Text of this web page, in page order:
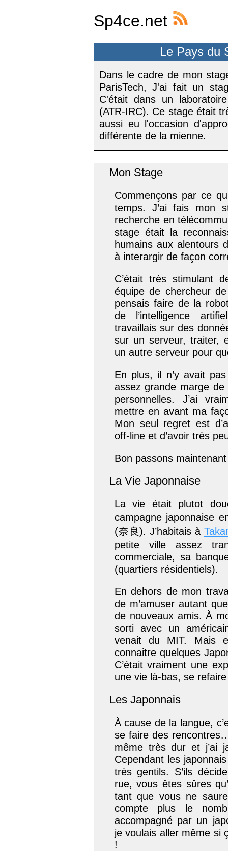
Sp4ce.net
Le Pays du
Dans le cadre de mon
ParisTech, J'ai fait un
C'était dans un
(ATR-IRC). Ce stage était
aussi eu l'occasion
différente de la mienne.
Mon Stage
Commençons par ce
temps. J’ai fais mon
recherche en
stage était la
humains aux alentours
à interargir de façon
C’était très stimulant
équipe de chercheur
pensais faire de la
de l’intelligence
travaillais sur des
sur un serveur, traiter,
un autre serveur pour
En plus, il n’y avait
assez grande marge
personnelles. J’ai
mettre en avant ma
Mon seul regret est
off-line et d’avoir très
Bon passons
La Vie Japonnaise
La vie était plutot
campagne japonnaise
(奈良). J’habitais à
petite ville assez
commerciale, sa
(quartiers résidentiels).
En dehors de mon
de m’amuser autant
de nouveaux amis. À
sorti avec un
venait du MIT. Mais
connaitre quelques
C’était vraiment une
une vie là-bas, se
Les Japonnais
À cause de la langue,
se faire des
même très dur et j’ai
Cependant les
très gentils. S’ils
rue, vous êtes sûres
tant que vous ne
compte plus le
accompagné par un
je voulais aller même si
!